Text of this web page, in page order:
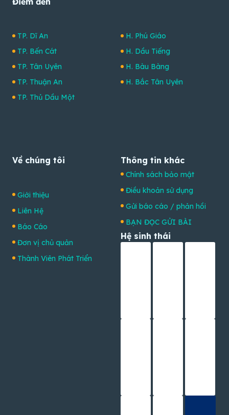
TP. Dĩ An
TP. Bến Cát
TP. Tân Uyên
TP. Thuận An
TP. Thủ Dầu Một
H. Phú Giáo
H. Dầu Tiếng
H. Bàu Bàng
H. Bắc Tân Uyên
Về chúng tôi
Giới thiệu
Liên Hệ
Báo Cáo
Đơn vị chủ quản
Thành Viên Phát Triển
Thông tin khác
Chính sách bảo mật
Điều khoản sử dụng
Gửi báo cáo / phản hồi
BẠN ĐỌC GỬI BÀI
Hệ sinh thái